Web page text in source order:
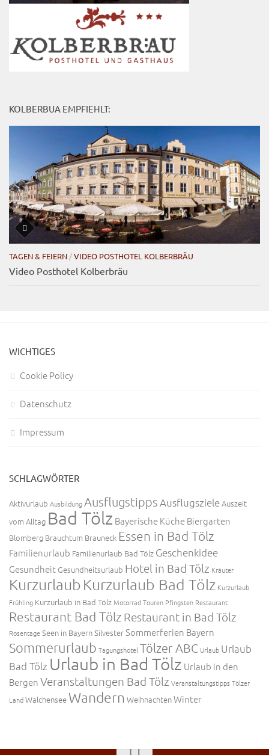
KOLBERBUA EMPFIEHLT:
TAGEN & FEIERN/VIDEO POSTHOTEL KOLBERBRÄU
Video Posthotel Kolberbräu
WICHTIGES
Cookie Policy
Datenschutz
Impressum
SCHLAGWÖRTER
Aktivurlaub AusbildungAusflugstippsAusflugszieleAuszeit
vom Alltag Bad Tölz Bayerische KücheBiergarten
Blomberg Brauchtum Brauneck Essen in Bad Tölz
Familienurlaub Familienurlaub Bad Tölz Geschenkidee
Gesundheit Gesundheitsurlaub Hotel in Bad Tölz Kräuter
Kurzurlaub Kurzurlaub Bad Tölz Kurzurlaub
Frühling Kurzurlaub in Bad TölzMotorrad Touren Pfingsten Restaurant
Restaurant Bad Tölz Restaurant in Bad Tölz
RosentageSeen in BayernSilvesterSommerferien Bayern
Sommerurlaub TagungshotelTölzer ABC Urlaub Urlaub
Bad Tölz Urlaub in Bad Tölz Urlaub in den
BergenVeranstaltungen Bad Tölz Veranstaltungstipps Tölzer
LandWalchensee Wandern WeihnachtenWinter